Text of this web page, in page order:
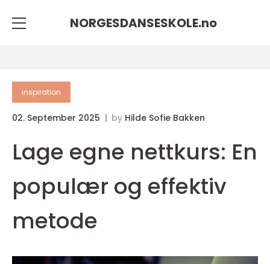
NORGESDANSESKOLE.no
inspiration
02. September 2025 by Hilde Sofie Bakken
Lage egne nettkurs: En
populær og effektiv
metode